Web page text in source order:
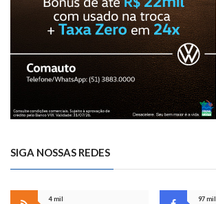
SIGA NOSSAS REDES
4 mil
97 mil